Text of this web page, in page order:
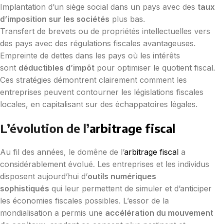
Implantation d’un siège social dans un pays avec des taux
d’imposition sur les sociétés plus bas.
Transfert de brevets ou de propriétés intellectuelles vers
des pays avec des régulations fiscales avantageuses.
Empreinte de dettes dans les pays où les intérêts
sont déductibles d’impôt pour optimiser le quotient fiscal.
Ces stratégies démontrent clairement comment les
entreprises peuvent contourner les législations fiscales
locales, en capitalisant sur des échappatoires légales.
L’évolution de l’arbitrage fiscal
Au fil des années, le domêne de l’arbitrage fiscal a
considérablement évolué. Les entreprises et les individus
disposent aujourd’hui d’outils numériques
sophistiqués qui leur permettent de simuler et d’anticiper
les économies fiscales possibles. L’essor de la
mondialisation a permis une accélération du mouvement